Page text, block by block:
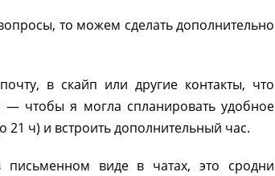
то можем сделать дополнительно
в скайп или другие контакты, что
чтобы я могла спланировать удобное
ч) и встроить дополнительный час.
виде в чатах, это сродни